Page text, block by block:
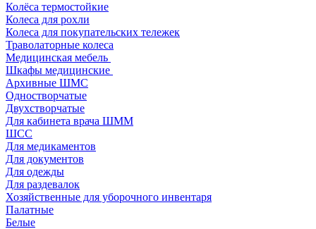
Колёса термостойкие
Колеса для рохли
Колеса для покупательских тележек
Траволаторные колеса
Медицинская мебель
Шкафы медицинские
Архивные ШМС
Одностворчатые
Двухстворчатые
Для кабинета врача ШММ
ШСС
Для медикаментов
Для документов
Для одежды
Для раздевалок
Хозяйственные для уборочного инвентаря
Палатные
Белые